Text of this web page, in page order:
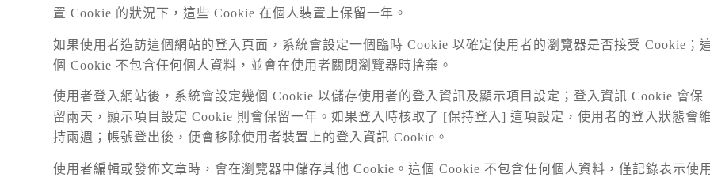
置 Cookie 的狀況下，這些 Cookie 在個人裝置上保留一年。
如果使用者造訪這個網站的登入頁面，系統會設定一個臨時 Cookie 以確定使用者的瀏覽器是否接受 Cookie；
個 Cookie 不包含任何個人資料，並會在使用者關閉瀏覽器時捨棄。
使用者登入網站後，系統會設定幾個 Cookie 以儲存使用者的登入資訊及顯示項目設定；登入資訊 Cookie 會保
留兩天，顯示項目設定 Cookie 則會保留一年。如果登入時核取了 [保持登入] 這項設定，使用者的登入狀態會維
持兩週；帳號登出後，便會移除使用者裝置上的登入資訊 Cookie。
使用者編輯或發佈文章時，會在瀏覽器中儲存其他 Cookie。這個 Cookie 不包含任何個人資料，僅記錄表示使用